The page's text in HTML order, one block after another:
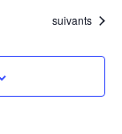
Évènements
suivants